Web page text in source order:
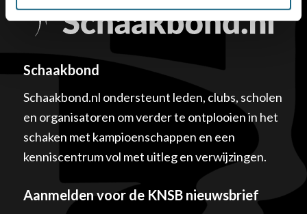
Schaakbond
Schaakbond.nl ondersteunt leden, clubs, scholen
en organisatoren om verder te ontplooien in het
schaken met kampioenschappen en een
kenniscentrum vol met uitleg en verwijzingen.
Aanmelden voor de KNSB nieuwsbrief